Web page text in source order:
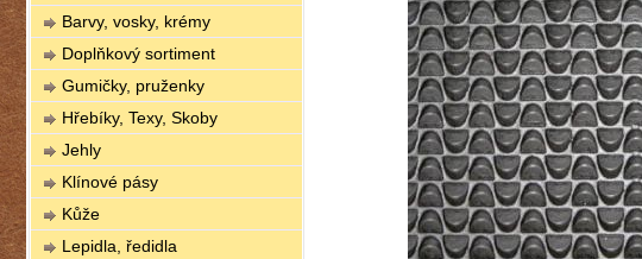
Barvy, vosky, krémy
Doplňkový sortiment
Gumičky, pruženky
Hřebíky, Texy, Skoby
Jehly
Klínové pásy
Kůže
Lepidla, ředidla